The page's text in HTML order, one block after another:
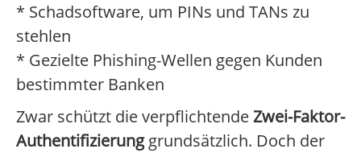
* Schadsoftware, um PINs und TANs zu
stehlen
* Gezielte Phishing-Wellen gegen Kunden
bestimmter Banken
Zwar schützt die verpflichtendeZwei-Faktor-
Authentifizierunggrundsätzlich. Doch der